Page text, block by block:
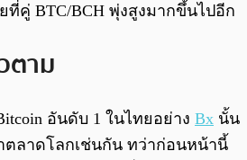
ที่คู่ BTC/BCH พุ่งสูงมากขึ้นไปอีก
ตาม
อันดับ 1 ในไทยอย่าง Bx นั้น
ตลาดโลกเช่นกัน ทว่าก่อนหน้านี้